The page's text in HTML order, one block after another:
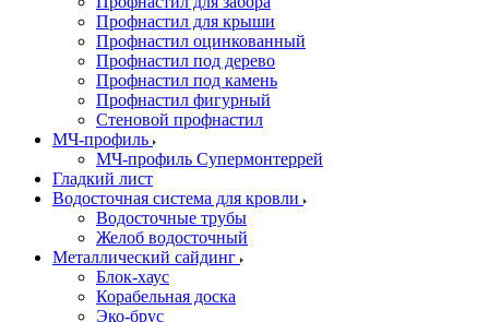
Профнастил для крыши
Профнастил оцинкованный
Профнастил под дерево
Профнастил под камень
Профнастил фигурный
Стеновой профнастил
МЧ-профиль
МЧ-профиль Супермонтеррей
Гладкий лист
Водосточная система для кровли
Водосточные трубы
Желоб водосточный
Металлический сайдинг
Блок-хаус
Корабельная доска
Эко-брус